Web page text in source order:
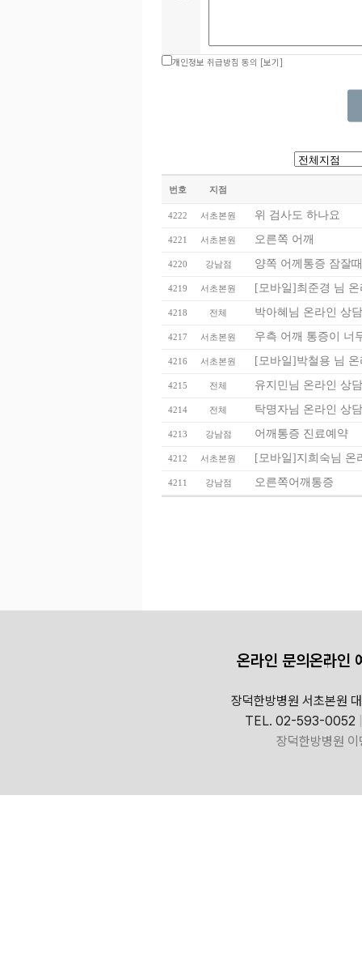
개인정보 취급방침 동의 [보기]
번호 지점
4222 서초본원 위 검사도 하나요
4221 서초본원 오른쪽 어깨
4220 강남점 양쪽 어께통증 잠잘
4219 서초본원 [모바일]최준경 님
4218 전체 박아혜님 온라인 상
4217 서초본원 우측 어깨 통증이 너
4216 서초본원 [모바일]박철용 님
4215 전체 유지민님 온라인 상
4214 전체 탁명자님 온라인 상
4213 강남점 어깨통증 진료예약
4212 서초본원 [모바일]지희숙님 온
4211 강남점 오른쪽어깨통증
온라인 문의온라인
장덕한방병원 서초본원
TEL. 02-593-0052
장덕한방병원